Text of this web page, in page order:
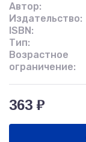
Автор:
Издательство:
ISBN:
Тип:
Возрастное
ограничение:
363 ₽